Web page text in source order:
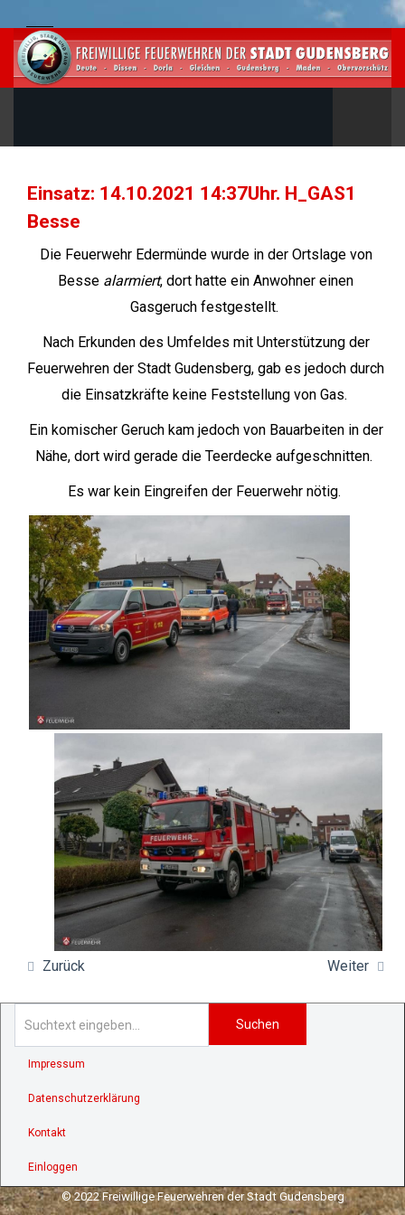
Einsatz: 14.10.2021 14:37Uhr. H_GAS1
Besse
Die Feuerwehr Edermünde wurde in der Ortslage von
Besse alarmiert, dort hatte ein Anwohner einen
Gasgeruch festgestellt.
Nach Erkunden des Umfeldes mit Unterstützung der
Feuerwehren der Stadt Gudensberg, gab es jedoch durch
die Einsatzkräfte keine Feststellung von Gas.
Ein komischer Geruch kam jedoch von Bauarbeiten in der
Nähe, dort wird gerade die Teerdecke aufgeschnitten.
Es war kein Eingreifen der Feuerwehr nötig.
Zurück Weiter
Suchen
Impressum
Datenschutzerklärung
Kontakt
Einloggen
© 2022 Freiwillige Feuerwehren der Stadt Gudensberg